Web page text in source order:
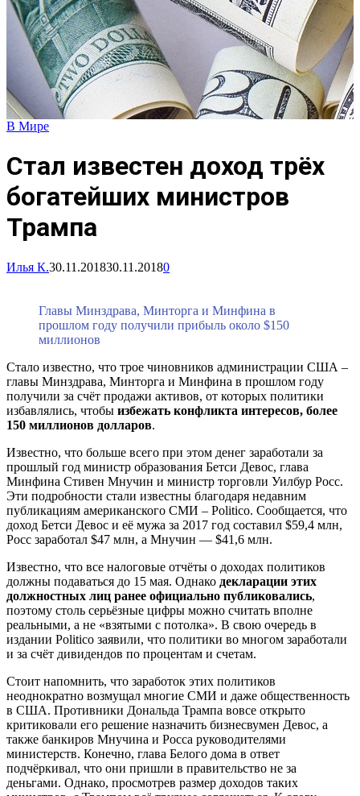
В Мире
Стал известен доход трёх
богатейших министров
Трампа
Илья К.30.11.201830.11.20180
Главы Минздрава, Минторга и Минфина в
прошлом году получили прибыль около $150
миллионов
Стало известно, что трое чиновников администрации США –
главы Минздрава, Минторга и Минфина в прошлом году
получили за счёт продажи активов, от которых политики
избавлялись, чтобы избежать конфликта интересов, более
150 миллионов долларов.
Известно, что больше всего при этом денег заработали за
прошлый год министр образования Бетси Девос, глава
Минфина Стивен Мнучин и министр торговли Уилбур Росс.
Эти подробности стали известны благодаря недавним
публикациям американского СМИ – Politico. Сообщается, что
доход Бетси Девос и её мужа за 2017 год составил $59,4 млн,
Росс заработал $47 млн, а Мнучин — $41,6 млн.
Известно, что все налоговые отчёты о доходах политиков
должны подаваться до 15 мая. Однако декларации этих
должностных лиц ранее официально публиковались,
поэтому столь серьёзные цифры можно считать вполне
реальными, а не «взятыми с потолка». В свою очередь в
издании Politico заявили, что политики во многом заработали
и за счёт дивидендов по процентам и счетам.
Стоит напомнить, что заработок этих политиков
неоднократно возмущал многие СМИ и даже общественность
в США. Противники Дональда Трампа вовсе открыто
критиковали его решение назначить бизнесвумен Девос, а
также банкиров Мнучина и Росса руководителями
министерств. Конечно, глава Белого дома в ответ
подчёркивал, что они пришли в правительство не за
деньгами. Однако, просмотрев размер доходов таких